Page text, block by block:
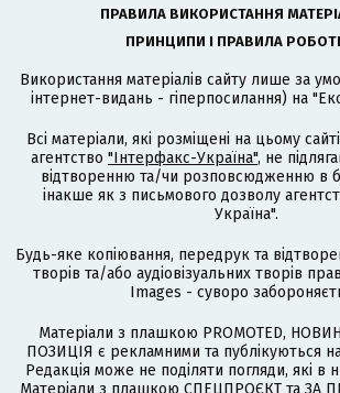
ПРАВИЛА ВИКОРИСТАННЯ
ПРИНЦИПИ І ПРАВИЛА
Використання матеріалів сайту лише за
інтернет-видань - гіперпосилання) на
Всі матеріали, які розміщені на цьому
агентство "Інтерфакс-Україна", не
відтворенню та/чи розповсюдженню в
інакше як з письмового дозволу
Україна".
Будь-яке копіювання, передрук та
творів та/або аудіовізуальних творів
Images - суворо
Матеріали з плашкою PROMOTED,
ПОЗИЦІЯ є рекламними та публікуються
Редакція може не поділяти погляди, які в